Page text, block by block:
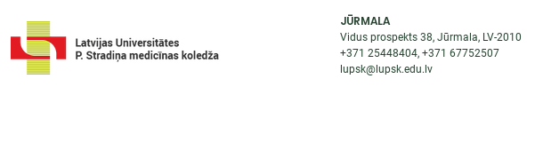
JŪRMALA
Vidus prospekts 38, Jūrmala, LV-2010
+371 25448404, +37167752507
lupsk@lupsk.edu.lv